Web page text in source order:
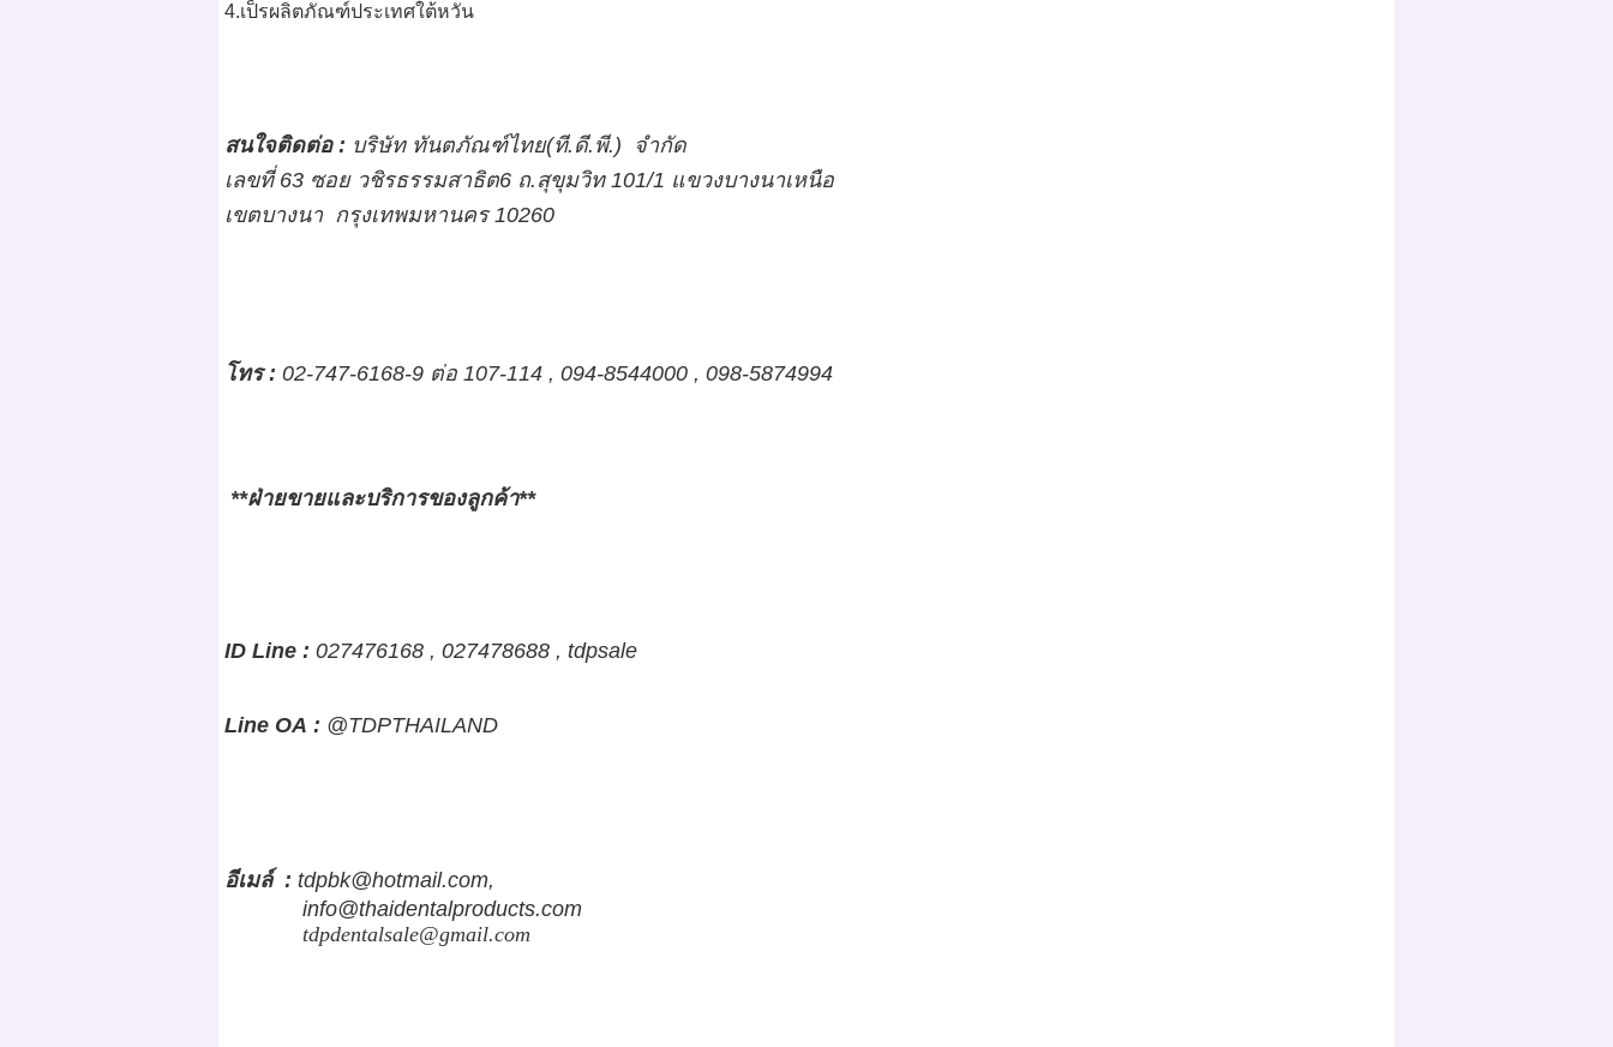
4.เป็รผลิตภัณฑ์ประเทศใต้หวัน
สนใจติดต่อ : บริษัท ทันตภัณฑ์ไทย(ที.ดี.พี.) จำกัด
เลขที่ 63 ซอย วชิรธรรมสาธิต6 ถ.สุขุมวิท 101/1 แขวงบางนาเหนือ
เขตบางนา กรุงเทพมหานคร 10260
โทร: 02-747-6168-9 ต่อ 107-114 , 094-8544000 , 098-5874994
**ฝ่ายขายและบริการของลูกค้า**
ID Line : 027476168 , 027478688 , tdpsale
Line OA : @TDPTHAILAND
อีเมล์: tdpbk@hotmail.com,
info@thaidentalproducts.com
tdpdentalsale@gmail.com